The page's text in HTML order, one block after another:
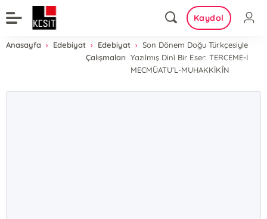
Kaydol
Anasayfa Edebiyat
Edebiyat
Çalışmaları
Son Dönem Doğu Türkçesiyle
Yazılmış Dinî Bir Eser: TERCEME-İ
MECMÜATU’L-MUHAKKİKÎN